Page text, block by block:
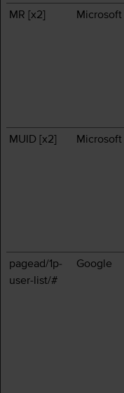
MR [x2] Microsoft
MUID [x2] Microsoft
pagead/1p-
user-list/#
Google